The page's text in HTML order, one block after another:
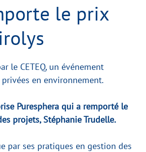
le prix
le CETEQ, un événement
en environnement.
Puresphera qui a remporté le
projets, Stéphanie Trudelle.
par ses pratiques en gestion des